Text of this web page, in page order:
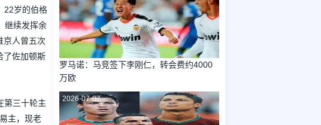
22岁的伯格
继续发挥余
京人曾五次
了佐加顿斯
第三十轮主
主，现老
罗马诺：马竞签下李刚仁，转会费约4000
万欧
2026-07-07